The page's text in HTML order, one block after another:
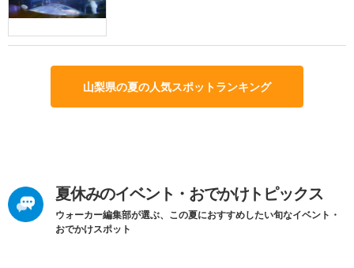
山梨県の夏の人気スポットランキング
夏休みのイベント・おでかけトピックス
ウォーカー編集部が選ぶ、この夏におすすめしたい旬なイベント・
おでかけスポット